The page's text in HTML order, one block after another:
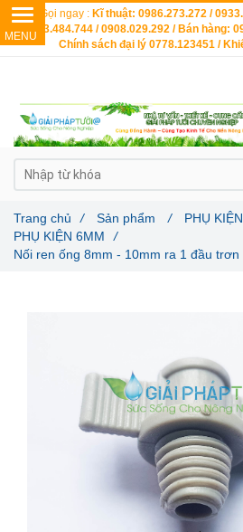
Trang chủ / Sản phẩm / PHỤ
PHỤ KIỆN 6MM
/
Nối ren ống 8mm - 10mm ra 1 đầu trơn
Gọi ngay : Kĩ thuật: 0986.273.272 /
0903.484.744 / 0908.029.292 / Bán hàng:
Chính sách đại lý 0778.123451 /